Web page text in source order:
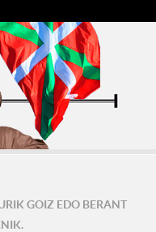
GOIZ EDO BERANT